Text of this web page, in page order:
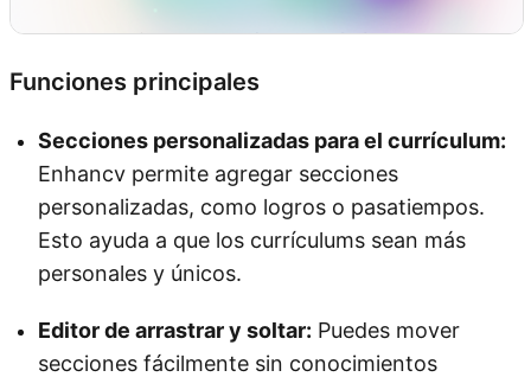
Funciones principales
Secciones personalizadas para el currículum:
Enhancv permite agregar secciones
personalizadas, como logros o pasatiempos.
Esto ayuda a que los currículums sean más
personales y únicos.
Editor de arrastrar y soltar: Puedes mover
secciones fácilmente sin conocimientos